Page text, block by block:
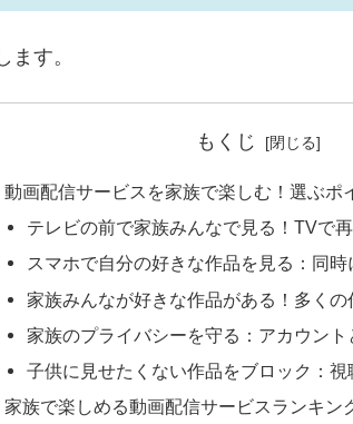
ます。
もくじ
動画配信サービスを家族で楽しむ！選ぶポ
テレビの前で家族みんなで見る！TVで
スマホで自分の好きな作品を見る：同時
家族みんなが好きな作品がある！多く
家族のプライバシーを守る：アカウン
子供に見せたくない作品をブロック：視
家族で楽しめる動画配信サービスランキン